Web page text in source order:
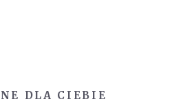
DLA CIEBIE